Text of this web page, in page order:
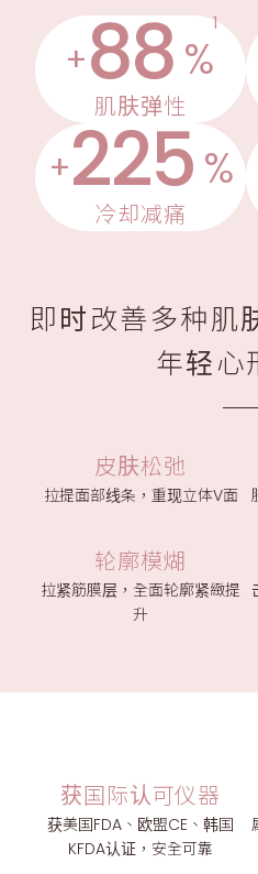
+88 %
1
肌肤弹性
+225 %
冷却减痛
即时改善多种肌
年轻心
皮肤松弛
拉提面部线条，重现立体V面
轮廓模煳
拉紧筋膜层，全面轮廓紧緻提
升
获国际认可仪器
获美国FDA、欧盟CE、韩国
KFDA认证，安全可靠